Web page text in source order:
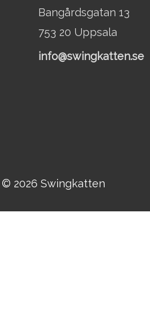
Bangårdsgatan 13
753 20 Uppsala
info@swingkatten.se
2026 Swingkatten